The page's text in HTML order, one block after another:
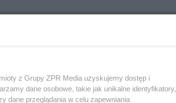
z Grupy ZPR Media uzyskujemy dostęp i
dane osobowe, takie jak unikalne identyfikatory,
dane przeglądania w celu zapewniania